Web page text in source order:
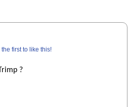
the first to like this!
?